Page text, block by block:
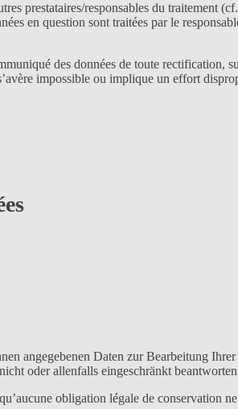
prestataires/responsables du traitement
en question sont traitées par le
des données de toute
impossible ou implique un effort
angegebenen Daten zur Bearbeitung
oder allenfalls eingeschränkt
obligation légale de conservation